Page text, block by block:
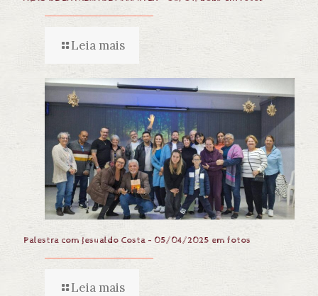
Leia mais
Palestra com Jesualdo Costa – 05/04/2025 em fotos
Leia mais